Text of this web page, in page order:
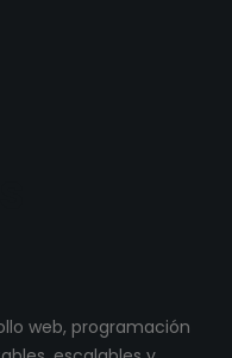
web, programación